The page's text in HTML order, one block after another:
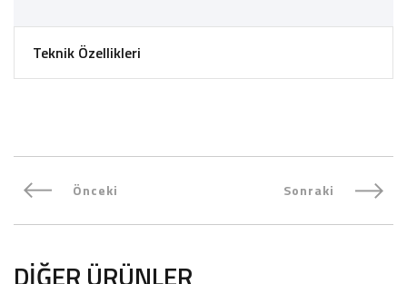
Teknik Özellikleri
Önceki Sonraki
DIĞER ÜRÜNLER